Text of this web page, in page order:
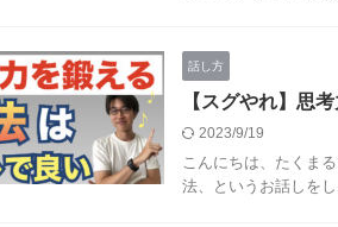
話し方
【スグやれ】思
2023/9/19
こんにちは、たくま
法、というお話しをし